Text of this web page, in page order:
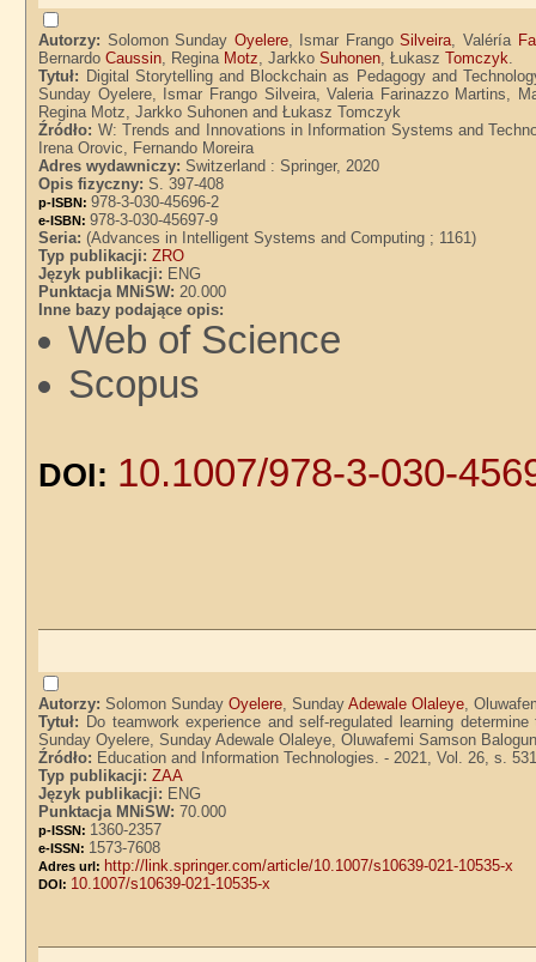
Autorzy: Solomon Sunday Oyelere, Ismar FrangoSilveira, Valéría
BernardoCaussin, Regina Motz, JarkkoSuhonen, ŁukaszTomczyk.
Tytuł: Digital Storytelling and Blockchain as Pedagogy and
Sunday Oyelere, Ismar Frango Silveira, Valeria Farinazzo Martins,
Regina Motz, Jarkko Suhonen and Łukasz Tomczyk
Źródło: W: Trends and Innovations in Information Systems and
Irena Orovic, Fernando Moreira
Adres wydawniczy:Switzerland : Springer, 2020
Opis fizyczny:S. 397-408
p-ISBN:978-3-030-45696-2
e-ISBN:978-3-030-45697-9
Seria:(Advances in Intelligent Systems and Computing ; 1161)
Typ publikacji:ZRO
Język publikacji: ENG
Punktacja MNiSW:20.000
Inne bazy podające opis:
Web of Science
Scopus
DOI: 10.1007/978-3-030-
Autorzy:Solomon SundayOyelere, SundayAdewale Olaleye,
Tytuł: Do teamwork experience and self-regulated learning
Sunday Oyelere, Sunday Adewale Olaleye, Oluwafemi Samson
Źródło: Education and Information Technologies. - 2021, Vol. 26, s.
Typ publikacji:ZAA
Język publikacji: ENG
Punktacja MNiSW:70.000
p-ISSN: 1360-2357
e-ISSN: 1573-7608
Adres url: http://link.springer.com/article/10.1007/s10639-021-10535-x
DOI: 10.1007/s10639-021-10535-x